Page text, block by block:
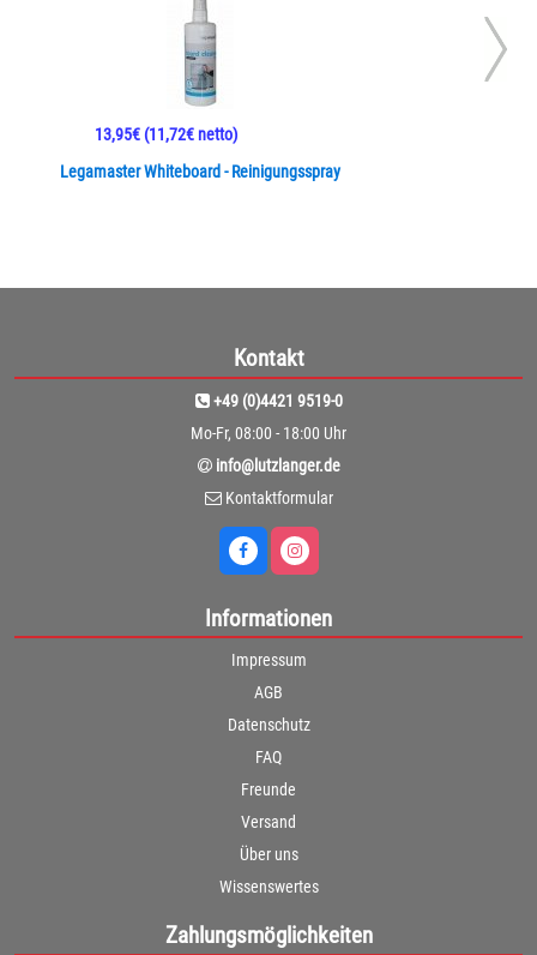
Legamaster Whiteboard - Reinigungsspray
13,95€(11,72€ netto)
Kontakt
+49 (0)4421 9519-0
Mo-Fr, 08:00 - 18:00 Uhr
info@lutzlanger.de
Kontaktformular
Informationen
Impressum
AGB
Datenschutz
FAQ
Freunde
Versand
Über uns
Wissenswertes
Zahlungsmöglichkeiten